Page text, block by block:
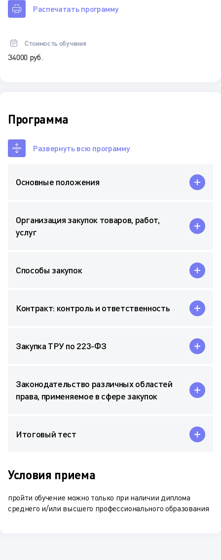
Распечатать программу
Стоимость обучения
34 000 руб.
Программа
Развернуть всю программу
Основные положения
Организация закупок товаров, работ,
услуг
Способы закупок
Контракт: контроль и ответственность
Закупка ТРУ по 223-ФЗ
Законодательство различных областей
права, применяемое в сфере закупок
Итоговый тест
Условия приема
пройти обучение можно только при наличии диплома
среднего и/или высшего профессионального образования